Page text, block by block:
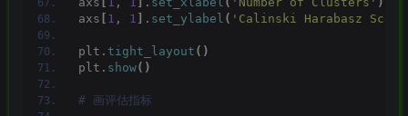
axs
1 , 1 . set_ylabel ( 'Calinski Harabasz
plt. tight_layout ()
plt. show()
# 画评估指标